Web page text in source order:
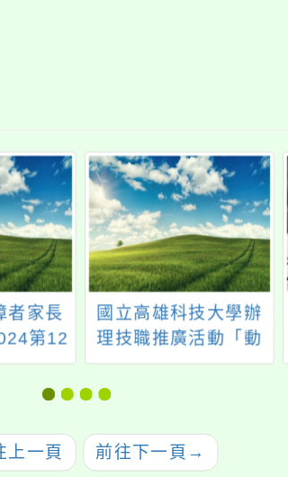
者家長
第12
礙者才
簡章1
參加。
國立高雄科技大學辦
理技職推廣活動「動
遊飛行技－技職見學
上一頁 前往下一頁 →